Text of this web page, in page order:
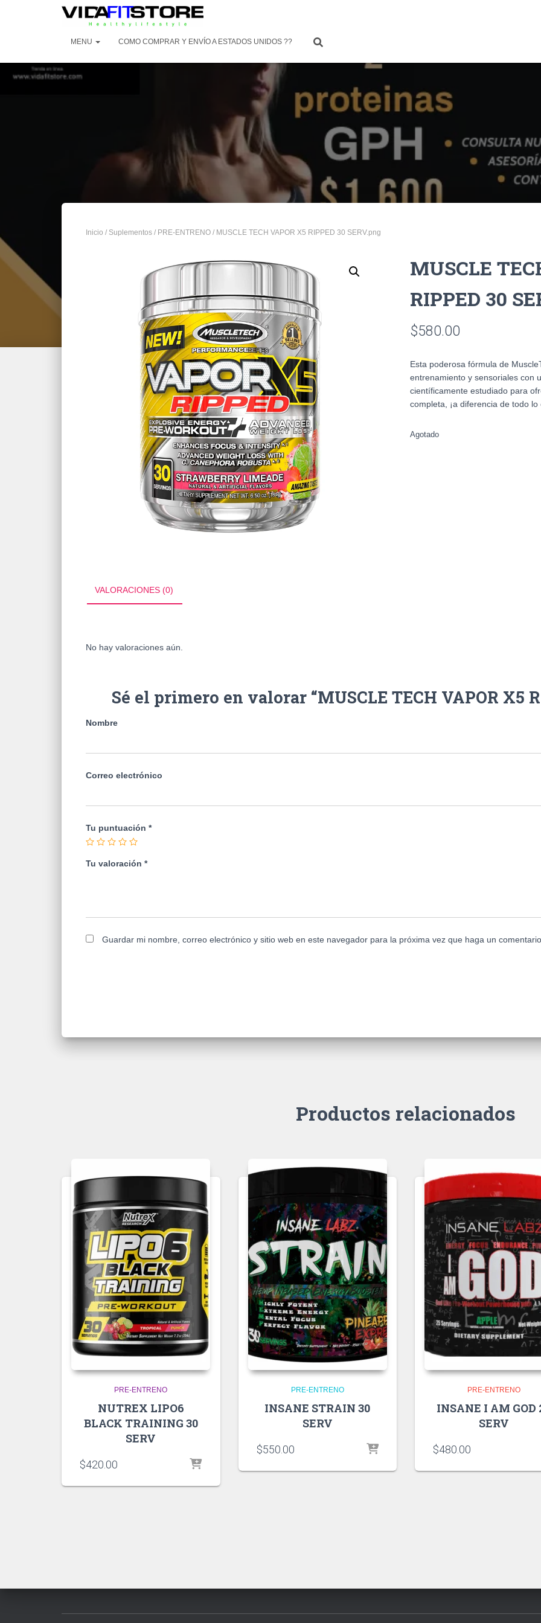
MENU COMO COMPRAR Y ENVÍO A ESTADOS UNIDOS ??
Inicio / Suplementos / PRE-ENTRENO / MUSCLE TECH VAPOR X5 RIPPED 30 SERV.png
MUSCLE
RIPPED 30
$580.00
Esta poderosa fórmula de
entrenamiento y sensoriales con
científicamente estudiado para
completa, ¡a diferencia de todo
Agotado
VALORACIONES (0)
No hay valoraciones aún.
Sé el primero en valorar “MUSCLE TECH VAPOR X5
Nombre
Correo electrónico
Tu puntuación *
Tu valoración *
Guardar mi nombre, correo electrónico y sitio web en este navegador para la próxima vez que haga un
Productos relacionados
PRE-ENTRENO
NUTREX LIPO6
BLACK TRAINING 30
SERV
$420.00
PRE-ENTRENO
INSANE STRAIN 30
SERV
$550.00
PRE-ENTRENO
INSANE I AM GOD
SERV
$480.00